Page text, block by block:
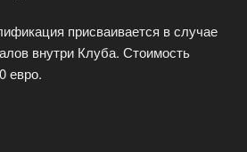
присваивается в случае
внутри Клуба. Стоимость
евро.